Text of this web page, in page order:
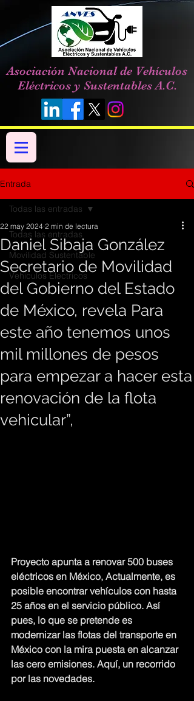
Asociación Nacional de Vehículos
Eléctricos y Sustentables A.C.
Entrada
Todas las entradas
Movilidad Sustentable
Vehiculos Electricos
Todas las entradas
Daniel Sibaja González
Secretario de Movilidad
del Gobierno del Estado
de México, revela Para
este año tenemos unos
mil millones de pesos
para empezar a hacer esta
renovación de la flota
vehicular”,
22 may 2024 2 min de lectura
Proyecto apunta a renovar 500 buses
eléctricos en México, Actualmente, es
posible encontrar vehículos con hasta
25 años en el servicio público. Así
pues, lo que se pretende es
modernizar las flotas del transporte en
México con la mira puesta en alcanzar
las cero emisiones. Aquí, un recorrido
por las novedades.